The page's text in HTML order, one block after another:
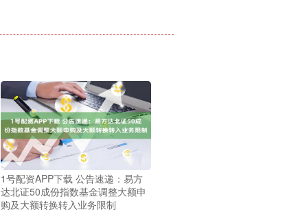
1号配资APP下载 公告速递：易方
达北证50成份指数基金调整大额申
购及大额转换转入业务限制